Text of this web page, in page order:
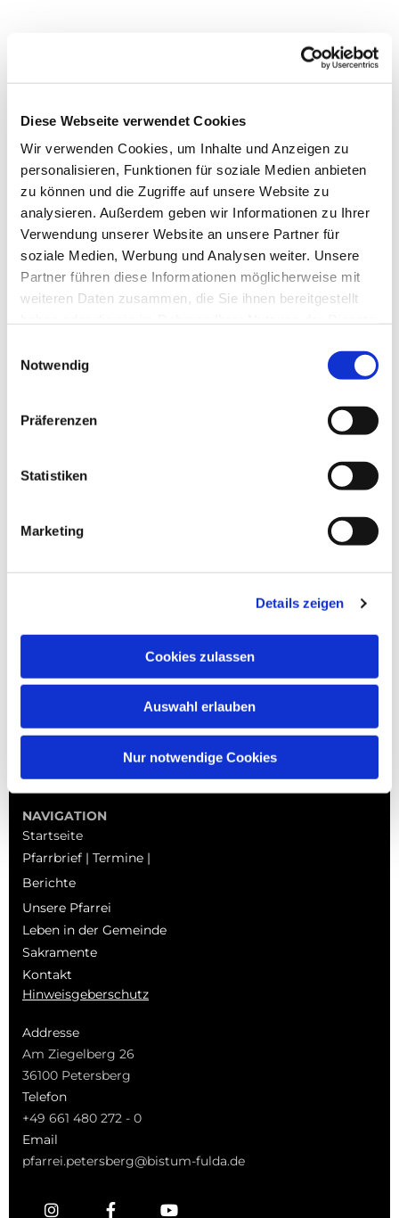
Diese Webseite verwendet Cookies
Wir verwenden Cookies, um Inhalte und Anzeigen zu
personalisieren, Funktionen für soziale Medien anbieten
zu können und die Zugriffe auf unsere Website zu
analysieren. Außerdem geben wir Informationen zu Ihrer
Verwendung unserer Website an unsere Partner für
soziale Medien, Werbung und Analysen weiter. Unsere
Partner führen diese Informationen möglicherweise mit
weiteren Daten zusammen, die Sie ihnen bereitgestellt
Notwendig
Präferenzen
Statistiken
Marketing
Details zeigen
Cookies zulassen
Auswahl erlauben
Nur notwendige Cookies
Dies könnte Sie auch
interessieren
NAVIGATION
Startseite
Pfarrbrief | Termine |
Berichte
Unsere Pfarrei
Leben in der Gemeinde
Sakramente
Kontakt
Hinweisgeberschutz
Addresse
Am Ziegelberg 26
36100 Petersberg
Telefon
+49 661 480 272 - 0
Email
pfarrei.petersberg@bistum-fulda.de